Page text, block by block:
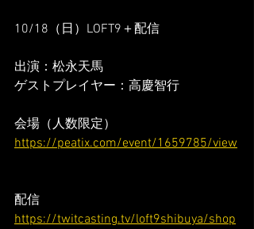
10/18（日）LOFT9＋配信
出演：松永天馬
ゲストプレイヤー：高慶智行
会場（人数限定）
https://peatix.com/event/1659785/view
配信
https://twitcasting.tv/loft9shibuya/shop